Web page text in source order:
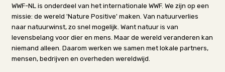
WWF-NL is onderdeel van het internationale WWF. We zijn op een
missie: de wereld 'Nature Positive' maken. Van natuurverlies
naar natuurwinst, zo snel mogelijk. Want natuur is van
levensbelang voor dier en mens. Maar de wereld veranderen kan
niemand alleen. Daarom werken we samen met lokale partners,
mensen, bedrijven en overheden wereldwijd.